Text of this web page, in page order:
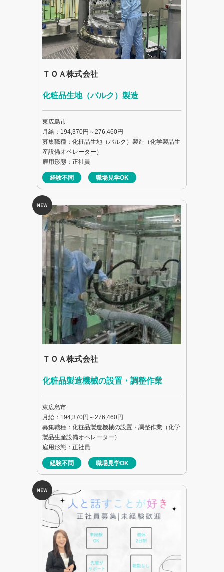
ＴＯＡ株式会社
化粧品生地（バルク）製造
東広島市
月給：194,370円～276,460円
募集職種：化粧品生地（バルク）製造（化学製品生
産設備オペレーター）
雇用形態：正社員
経験不問 職場見学OK
ＴＯＡ株式会社
化粧品製造機械の設置・調整作業
東広島市
月給：194,370円～276,460円
募集職種：化粧品製造機械の設置・調整作業（化学
製品生産設備オペレーター）
雇用形態：正社員
経験不問 職場見学OK